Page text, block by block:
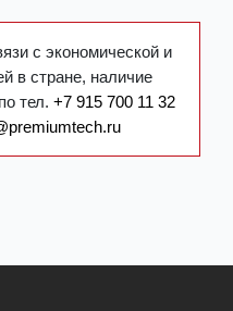
с экономической и
в стране, наличие
тел. +7 915 700 11 32